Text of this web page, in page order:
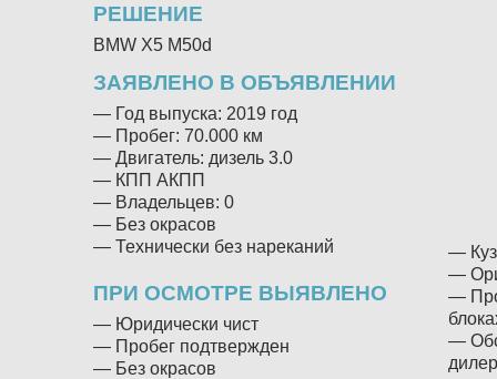
ПРИ ОСМОТРЕ ВЫЯВЛЕНО
РЕШЕНИЕ
ЗАЯВЛЕНО В ОБЪЯВЛЕНИИ
— Юридически чист
— Пробег подтвержден
— Без окрасов
BMW X5 M50d
— Год выпуска: 2019 год
— Пробег: 70.000 км
— Двигатель: дизель 3.0
— КПП АКПП
— Владельцев: 0
— Без окрасов
— Технически без нареканий
—
—
—
—